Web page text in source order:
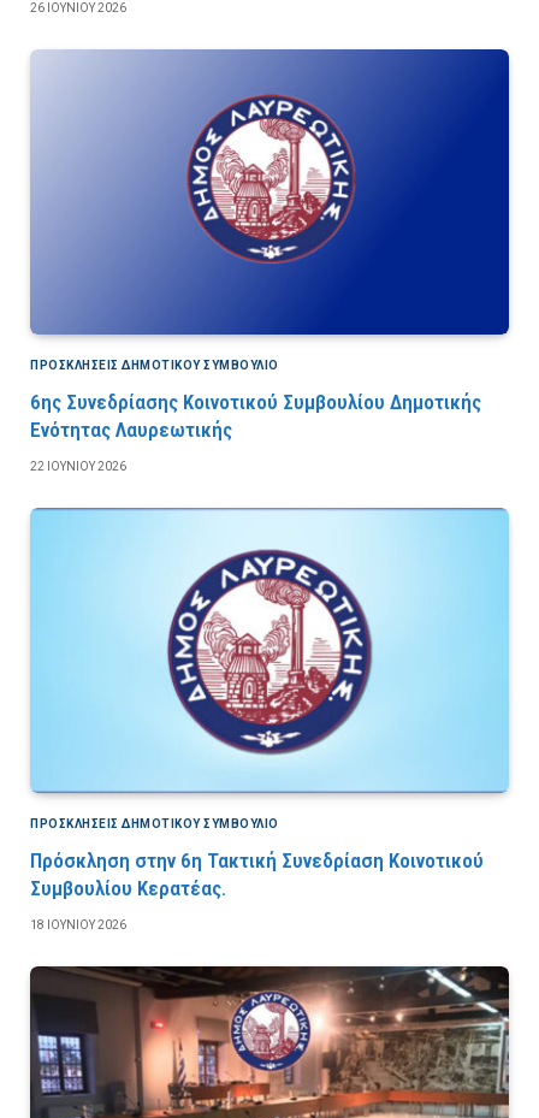
26 ΙΟΥΝΊΟΥ 2026
ΠΡΟΣΚΛΉΣΕΙΣ ΔΗΜΟΤΙΚΟΎ ΣΥΜΒΟΎΛΙΟ
6ης Συνεδρίασης Κοινοτικού Συμβουλίου Δημοτικής
Ενότητας Λαυρεωτικής
22 ΙΟΥΝΊΟΥ 2026
ΠΡΟΣΚΛΉΣΕΙΣ ΔΗΜΟΤΙΚΟΎ ΣΥΜΒΟΎΛΙΟ
Πρόσκληση στην 6η Τακτική Συνεδρίαση Κοινοτικού
Συμβουλίου Κερατέας.
18 ΙΟΥΝΊΟΥ 2026